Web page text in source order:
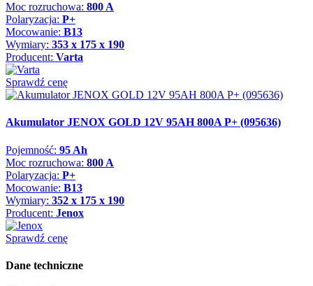
Moc rozruchowa: 800 A
Polaryzacja: P+
Mocowanie: B13
Wymiary: 353 x 175 x 190
Producent: Varta
Sprawdź cenę
Akumulator JENOX GOLD 12V 95AH 800A P+ (095636)
Pojemność: 95 Ah
Moc rozruchowa: 800 A
Polaryzacja: P+
Mocowanie: B13
Wymiary: 352 x 175 x 190
Producent: Jenox
Sprawdź cenę
Dane techniczne